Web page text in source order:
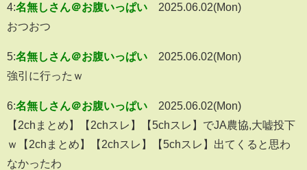
4:名無しさん＠お腹いっぱい
2025.06.02(Mon)
おつおつ
5:名無しさん＠お腹いっぱい
2025.06.02(Mon)
強引に行ったｗ
6:名無しさん＠お腹いっぱい
2025.06.02(Mon)
【2chまとめ】【2chスレ】【5chスレ】でJA農協,大嘘投下
ｗ【2chまとめ】【2chスレ】【5chスレ】出てくると思わ
なかったわ